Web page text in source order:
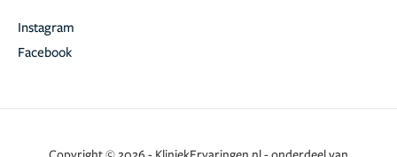
Facebook
Instagram
Copyright © 2026 - KliniekErvaringen.nl - onderdeel van